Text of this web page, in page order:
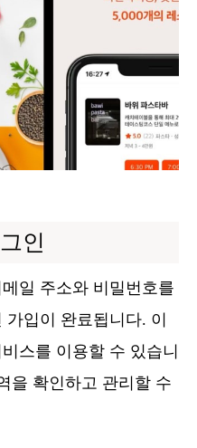
인
일 주소와 비밀번호를
입이 완료됩니다. 이
스를 이용할 수 있습니
을 확인하고 관리할 수